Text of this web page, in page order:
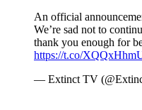
An official
We’re sad not to
thank you enough for
https://t.co/
— Extinct TV